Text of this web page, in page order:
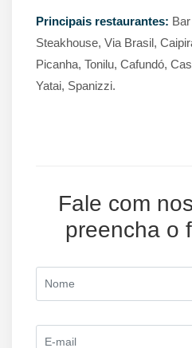
Principais restaurantes:
Steakhouse, Via Brasil,
Picanha, Tonilu, Cafundó,
Yatai, Spanizzi.
Fale com
preencha o